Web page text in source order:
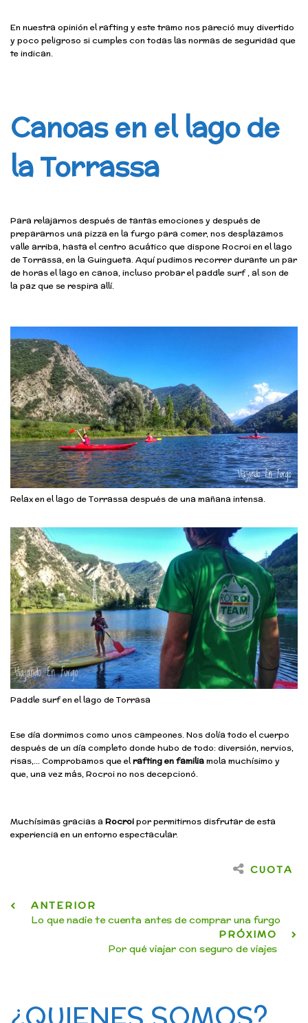
En nuestra opinión el rafting y este tramo nos pareció muy divertido
y poco peligroso si cumples con todas las normas de seguridad que
te indican.
Canoas en el lago de
la Torrassa
Para relajarnos después de tantas emociones y después de
prepararnos una pizza en la furgo para comer, nos desplazamos
valle arriba, hasta el centro acuático que dispone Rocroi en el lago
de Torrassa, en la Guingueta. Aquí pudimos recorrer durante un par
de horas el lago en canoa, incluso probar el paddle surf , al son de
la paz que se respira allí.
Relax en el lago de Torrassa después de una mañana intensa.
Paddle surf en el lago de Torrasa
Ese día dormimos como unos campeones. Nos dolía todo el cuerpo
después de un día completo donde hubo de todo: diversión, nervios,
risas,… Comprobamos que elrafting en familiamola muchísimo y
que, una vez más, Rocroi no nos decepcionó.
Muchísimas gracias a Rocroipor permitirnos disfrutar de esta
experiencia en un entorno espectacular.
CUOTA
ANTERIOR
Lo que nadie te cuenta antes de comprar una furgo
PRÓXIMO
Por qué viajar con seguro de viajes